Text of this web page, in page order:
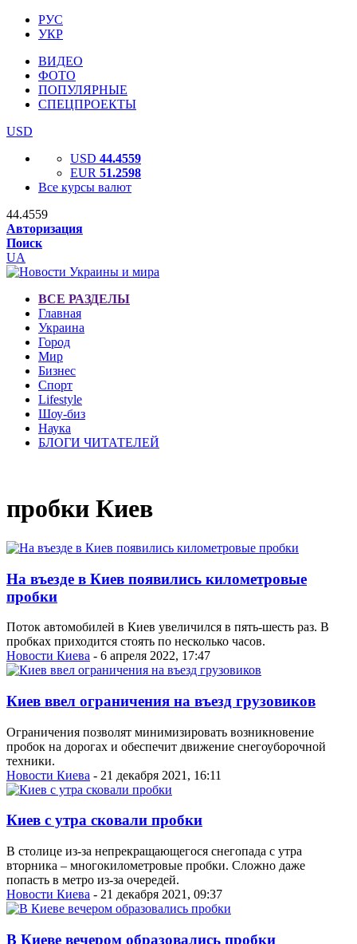
РУС
УКР
ВИДЕО
ФОТО
ПОПУЛЯРНЫЕ
СПЕЦПРОЕКТЫ
USD
USD 44.4559
EUR 51.2598
Все курсы валют
44.4559
Авторизация
Поиск
UA
ВСЕ РАЗДЕЛЫ
Главная
Украина
Город
Мир
Бизнес
Спорт
Lifestyle
Шоу-биз
Наука
БЛОГИ ЧИТАТЕЛЕЙ
пробки Киев
На въезде в Киев появились километровые
пробки
Поток автомобилей в Киев увеличился в пять-шесть раз. В
пробках приходится стоять по несколько часов.
Новости Киева - 6 апреля 2022, 17:47
Киев ввел ограничения на въезд грузовиков
Ограничения позволят минимизировать возникновение
пробок на дорогах и обеспечит движение снегоуборочной
техники.
Новости Киева - 21 декабря 2021, 16:11
Киев с утра сковали пробки
В столице из-за непрекращающегося снегопада с утра
вторника – многокилометровые пробки. Сложно даже
попасть в метро из-за очередей.
Новости Киева - 21 декабря 2021, 09:37
В Киеве вечером образовались пробки